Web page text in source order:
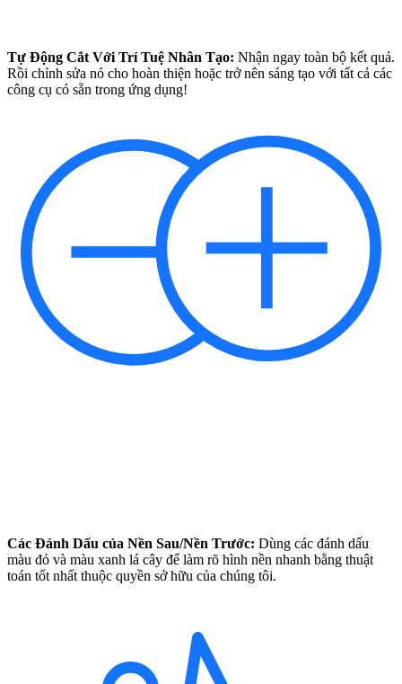
Tự Động Cắt Với Trí Tuệ Nhân Tạo: Nhận ngay toàn bộ kết quả.
Rồi chỉnh sửa nó cho hoàn thiện hoặc trở nên sáng tạo với tất cả các
công cụ có sẵn trong ứng dụng!
Các Đánh Dấu của Nền Sau/Nền Trước: Dùng các đánh dấu
màu đỏ và màu xanh lá cây để làm rõ hình nền nhanh bằng thuật
toán tốt nhất thuộc quyền sở hữu của chúng tôi.